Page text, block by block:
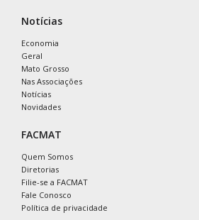
Notícias
Economia
Geral
Mato Grosso
Nas Associações
Notícias
Novidades
FACMAT
Quem Somos
Diretorias
Filie-se a FACMAT
Fale Conosco
Política de privacidade